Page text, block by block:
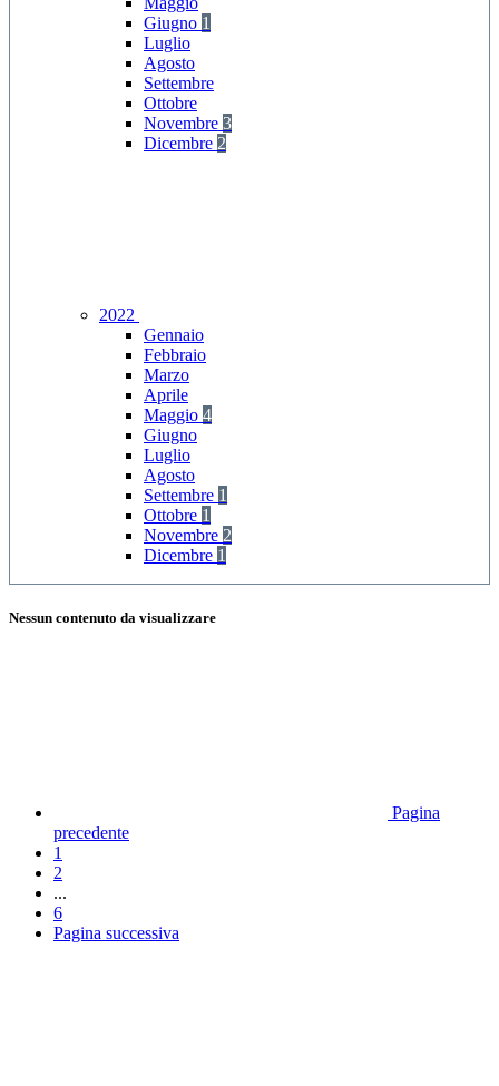
Giugno 1
Luglio
Agosto
Settembre
Ottobre
Novembre 3
Dicembre 2
2022
Gennaio
Febbraio
Marzo
Aprile
Maggio 4
Giugno
Luglio
Agosto
Settembre 1
Ottobre 1
Novembre 2
Dicembre 1
Nessun contenuto da visualizzare
Pagina
precedente
1
2
...
6
Pagina successiva